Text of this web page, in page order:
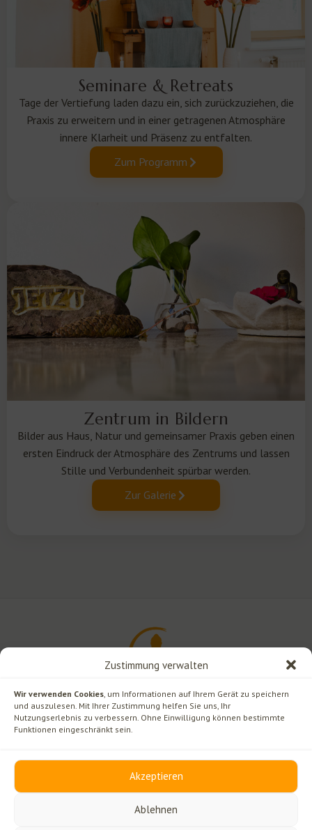
Zustimmung verwalten
Wir verwenden Cookies, um Informationen auf Ihrem Gerät zu speichern
und auszulesen. Mit Ihrer Zustimmung helfen Sie uns, Ihr
Nutzungserlebnis zu verbessern. Ohne Einwilligung können bestimmte
Funktionen eingeschränkt sein.
Akzeptieren
Ablehnen
Seminare & Retreats
Tage der Vertiefung laden dazu ein, sich zurückzuziehen, die
Praxis zu erweitern und in einer getragenen Atmosphäre
innere Klarheit und Präsenz zu entfalten.
Zum Programm
Zentrum in Bildern
Bilder aus Haus, Natur und gemeinsamer Praxis geben einen
ersten Eindruck der Atmosphäre des Zentrums und lassen
Stille und Verbundenheit spürbar werden.
Zur Galerie